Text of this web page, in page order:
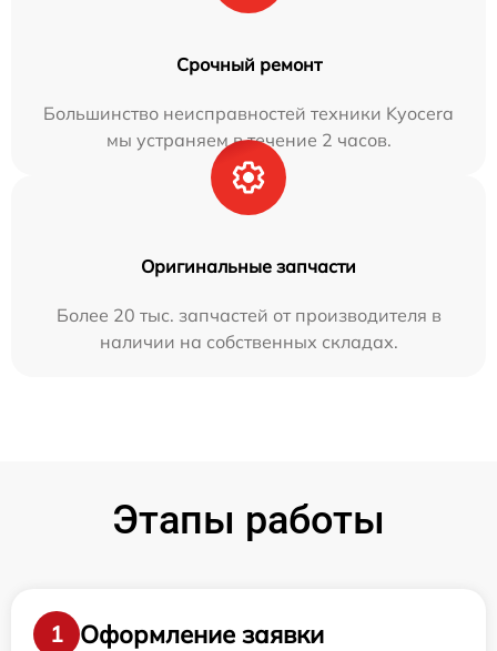
Срочный ремонт
Большинство неисправностей техники Kyocera
мы устраняем в течение 2 часов.
Оригинальные запчасти
Более 20 тыс. запчастей от производителя в
наличии на собственных складах.
Этапы работы
1
Оформление заявки